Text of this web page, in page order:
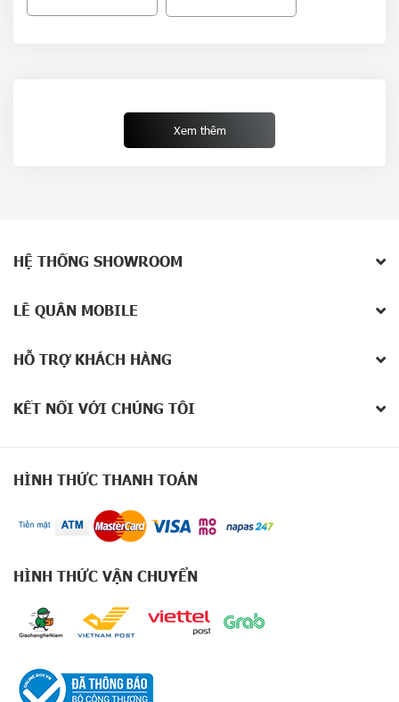
Xem thêm
HỆ THỐNG SHOWROOM
LÊ QUÂN MOBILE
HỖ TRỢ KHÁCH HÀNG
KẾT NỐI VỚI CHÚNG TÔI
HÌNH THỨC THANH TOÁN
HÌNH THỨC VẬN CHUYỂN